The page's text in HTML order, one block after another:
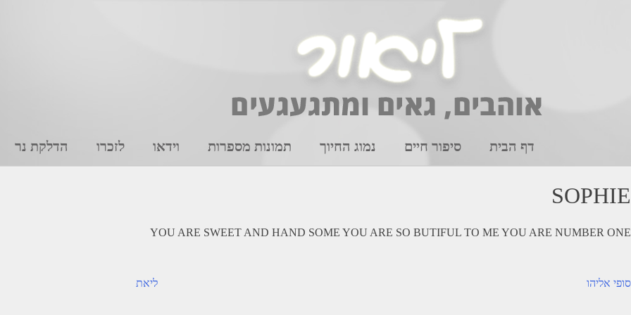
דף הבית סיפור חיים נמוג החיוך תמונות מספרות וידאו לזכרו הדלקת נר
SOPHIE
YOU ARE SWEET AND HAND SOME YOU ARE SO BUTIFUL TO ME YOU ARE NUMBER ONE
ניווט ליאת סופי אליהו